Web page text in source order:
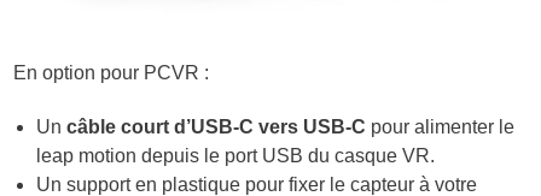
En option pour PCVR :
Un câble court d’USB-C vers USB-C pour alimenter le
leap motion depuis le port USB du casque VR.
Un support en plastique pour fixer le capteur à votre